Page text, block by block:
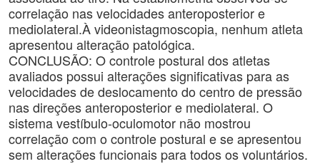
correlação nas velocidades anteroposterior e
mediolateral.À videonistagmoscopia, nenhum atleta
apresentou alteração patológica.
CONCLUSÃO: O controle postural dos atletas
avaliados possui alterações significativas para as
velocidades de deslocamento do centro de pressão
nas direções anteroposterior e mediolateral. O
sistema vestíbulo-oculomotor não mostrou
correlação com o controle postural e se apresentou
sem alterações funcionais para todos os voluntários.